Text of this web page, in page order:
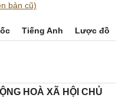
bản cũ)
Tiếng Anh Lược đồ
HOÀ XÃ HỘI CHỦ